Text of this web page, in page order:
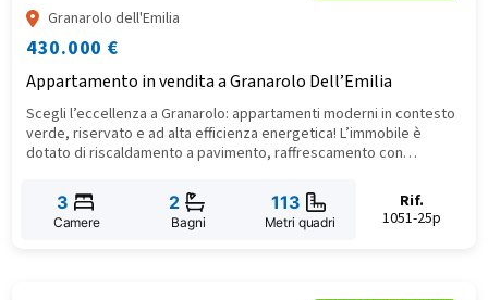
Granarolo dell'Emilia
430.000 €
Appartamento in vendita a Granarolo Dell’Emilia
Scegli l’eccellenza a Granarolo: appartamenti moderni in contesto
verde, riservato e ad alta efficienza energetica! L’immobile è
dotato di riscaldamento a pavimento, raffrescamento con
prestazioni, tapparelle motorizzate e predisposizione per la
ricarica auto elettrica. Inclusi garage, cantina e posto auto di
proprietà. Una casa nuova, pronta a offrire benessere, silenzio e
3
Camere
2
Bagni
113
Metri quadri
Rif.
1051-25p